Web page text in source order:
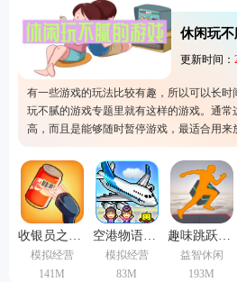
休闲玩
更新时间：
有一些游戏的玩法比较有趣，所以可以长时
玩不腻的游戏专题里就有这样的游戏。通
高，而且是能够随时暂停游戏，最适合用
时间工作的人很适合游玩这里的手机游戏
压力，欢迎来选择其中一款噢。
收银员之星中文版
模拟经营
141M
空港物语中文版
模拟经营
83M
趣味跳跃模拟器手机版
益智休闲
193M